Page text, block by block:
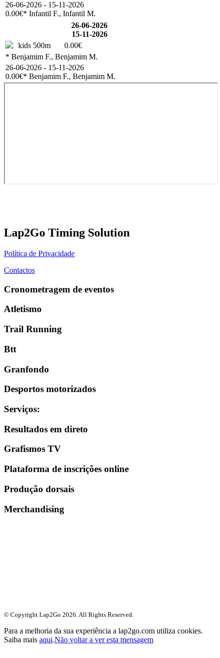
26-06-2026 - 15-11-2026
0.00€* Infantil F., Infantil M.
26-06-2026
15-11-2026
kids 500m
0.00€
* Benjamim F., Benjamim M.
26-06-2026 - 15-11-2026
0.00€* Benjamim F., Benjamim M.
Lap2Go Timing Solution
Política de Privacidade
Contactos
Cronometragem de eventos
Atletismo
Trail Running
Btt
Granfondo
Desportos motorizados
Serviços:
Resultados em direto
Grafismos TV
Plataforma de inscrições online
Produção dorsais
Merchandising
© Copyright Lap2Go 2026. All Rights Reserved.
Para a melhoria da sua experiência a lap2go.com utiliza cookies.
Saiba mais aqui.Não voltar a ver esta mensagem